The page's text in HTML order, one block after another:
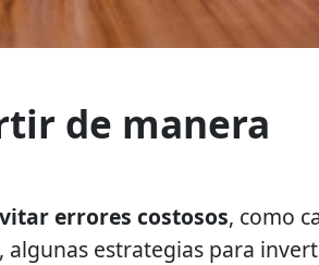
de manera
errores costosos, como
algunas estrategias para